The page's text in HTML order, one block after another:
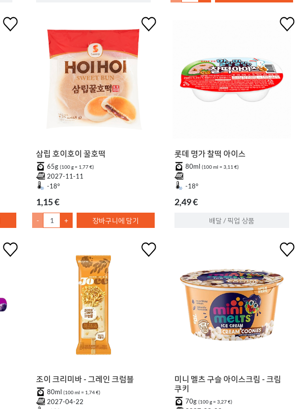
삼립 호이호이 꿀호떡
65g (100 g = 1,77 €)
2027-11-11
-18°
1,15 €
- + 장바구니에 담기
롯데 명가 찰떡 아이스
80ml (100 ml = 3,11 €)
-18°
2,49 €
배달 / 픽업 상품
조이 크리미바 - 그레인 크럼블
80ml (100 ml = 1,74 €)
2027-04-22
미니 멜츠 구슬 아이스크림 - 크림
쿠키
70g (100 g = 3,27 €)